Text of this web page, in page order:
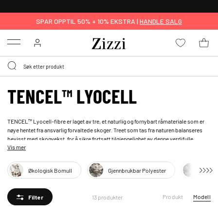
SPAR OPPTIL 50% + 10% EKSTRA | HANDLE SALG
Menu
TENCEL™ LYOCELL
TENCEL™ Lyocell-fibre er laget av tre, et naturlig og fornybart råmateriale som er
nøye hentet fra ansvarlig forvaltede skoger. Treet som tas fra naturen balanseres
bevisst med skogvekst, for å sikre fortsatt tilgjengelighet av denne verdifulle
ressursen. TENCEL™ er et varemerke tilhørende Lenzing AG. Les mer om TENCEL™
Vis mer
Økologisk Bomull Gjennbrukbar Polyester
Filter 13 produkter Produkt Modell